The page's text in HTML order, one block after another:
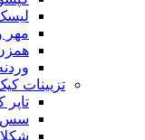
مهر
تزیینات
سس